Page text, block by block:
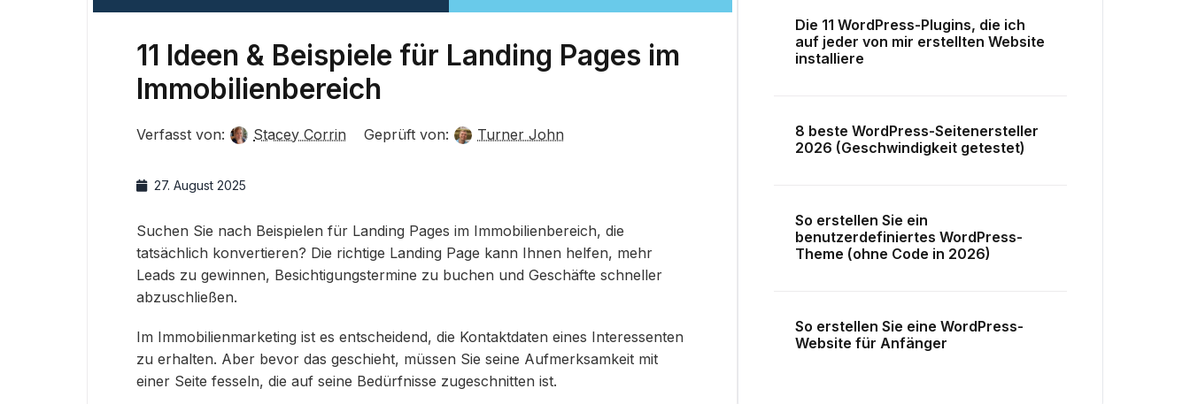
11 Ideen & Beispiele für Landing Pages im
Immobilienbereich
Verfasst von: Stacey Corrin Geprüft von: Turner John
27. August 2025
Suchen Sie nach Beispielen für Landing Pages im Immobilienbereich, die
tatsächlich konvertieren? Die richtige Landing Page kann Ihnen helfen, mehr
Leads zu gewinnen, Besichtigungstermine zu buchen und Geschäfte schneller
abzuschließen.
Im Immobilienmarketing ist es entscheidend, die Kontaktdaten eines Interessenten
zu erhalten. Aber bevor das geschieht, müssen Sie seine Aufmerksamkeit mit
einer Seite fesseln, die auf seine Bedürfnisse zugeschnitten ist.
Die 11 WordPress-Plugins, die ich
auf jeder von mir erstellten Website
installiere
8 beste WordPress-Seitenersteller
2026 (Geschwindigkeit getestet)
So erstellen Sie ein
benutzerdefiniertes WordPress-
Theme (ohne Code in 2026)
So erstellen Sie eine WordPress-
Website für Anfänger